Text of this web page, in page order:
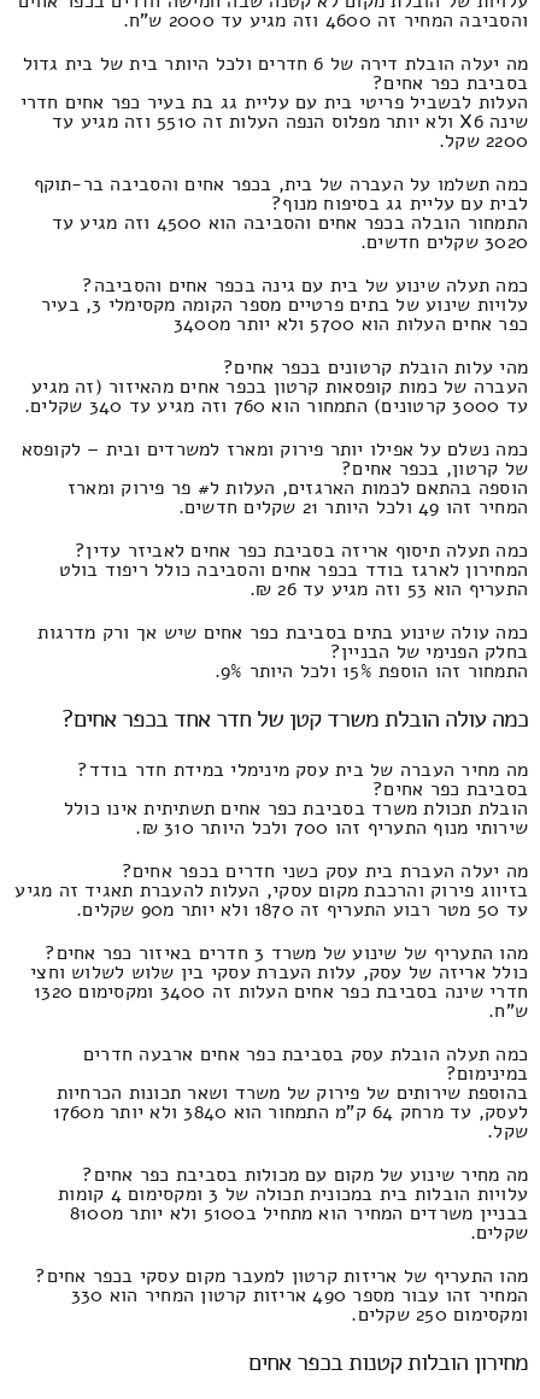
והסביבה המחיר זה 4600 וזה מגיע עד 2000 ש"ח.
מה יעלה הובלת דירה של 6 חדרים ולכל היותר בית של בית גדול
בסביבת כפר אחים?
העלות לבשביל פריטי בית עם עליית גג בת בעיר כפר אחים חדרי
שינה X6 ולא יותר מפלוס הנפה העלות זה 5510 וזה מגיע עד
2200 שקל.
כמה תשלמו על העברה של בית, בכפר אחים והסביבה בר-תוקף
לבית עם עליית גג בסיפוח מנוף?
התמחור הובלה בכפר אחים והסביבה הוא 4500 וזה מגיע עד
3020 שקלים חדשים.
כמה תעלה שינוע של בית עם גינה בכפר אחים והסביבה?
עלויות שינוע של בתים פרטיים מספר הקומה מקסימלי 3, בעיר
כפר אחים העלות הוא 5700 ולא יותר מ3400
מהי עלות הובלת קרטונים בכפר אחים?
העברה של כמות קופסאות קרטון בכפר אחים מהאיזור (זה מגיע
עד 3000 קרטונים) התמחור הוא 760 וזה מגיע עד 340 שקלים.
כמה נשלם על אפילו יותר פירוק ומארז למשרדים ובית – לקופסא
של קרטון, בכפר אחים?
הוספה בהתאם לכמות הארגזים, העלות ל# פר פירוק ומארז
המחיר זהו 49 ולכל היותר 21 שקלים חדשים.
כמה תעלה תיסוף אריזה בסביבת כפר אחים לאביזר עדין?
המחירון לארגז בודד בכפר אחים והסביבה כולל ריפוד בולט
התעריף הוא 53 וזה מגיע עד 26 ₪.
כמה עולה שינוע בתים בסביבת כפר אחים שיש אך ורק מדרגות
בחלק הפנימי של הבניין?
התמחור זהו הוספת 15% ולכל היותר 9%.
כמה עולה הובלת משרד קטן של חדר אחד בכפר אחים?
מה מחיר העברה של בית עסק מינימלי במידת חדר בודד?
בסביבת כפר אחים?
הובלת תכולת משרד בסביבת כפר אחים תשתיתית אינו כולל
שירותי מנוף התעריף זהו 700 ולכל היותר 310 ₪.
מה יעלה העברת בית עסק כשני חדרים בכפר אחים?
בזיווג פירוק והרכבת מקום עסקי, העלות להעברת תאגיד זה מגיע
עד 50 מטר רבוע התעריף זה 1870 ולא יותר מ90 שקלים.
מהו התעריף של שינוע של משרד 3 חדרים באיזור כפר אחים?
כולל אריזה של עסק, עלות העברת עסקי בין שלוש לשלוש וחצי
חדרי שינה בסביבת כפר אחים העלות זה 3400 ומקסימום 1320
ש"ח.
כמה תעלה הובלת עסק בסביבת כפר אחים ארבעה חדרים
במינימום?
בהוספת שירותים של פירוק של משרד ושאר תכונות הכרחיות
לעסק, עד מרחק 64 ק"מ התמחור הוא 3840 ולא יותר מ1760
שקל.
מה מחיר שינוע של מקום עם מכולות בסביבת כפר אחים?
עלויות הובלות בית במכונית תכולה של 3 ומקסימום 4 קומות
בבניין משרדים המחיר הוא מתחיל ב5100 ולא יותר מ8100
שקלים.
מהו התעריף של אריזות קרטון למעבר מקום עסקי בכפר אחים?
המחיר זהו עבור מספר 490 אריזות קרטון המחיר הוא 330
ומקסימום 250 שקלים.
מחירון הובלות קטנות בכפר אחים